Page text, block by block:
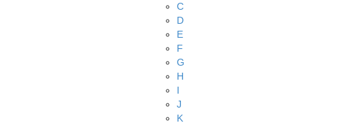
C
D
E
F
G
H
I
J
K